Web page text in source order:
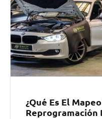
¿Qué Es El
Reprogramación